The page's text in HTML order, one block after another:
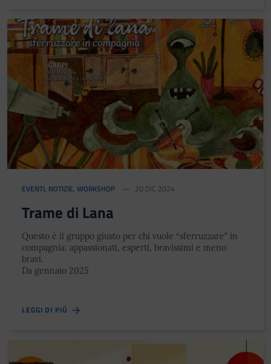
EVENTI, NOTIZIE, WORKSHOP 20 DIC 2024
Trame di Lana
Questo è il gruppo giusto per chi vuole “sferruzzare” in
compagnia: appassionati, esperti, bravissimi e meno
bravi.
Da gennaio 2025
LEGGI DI PIÙ